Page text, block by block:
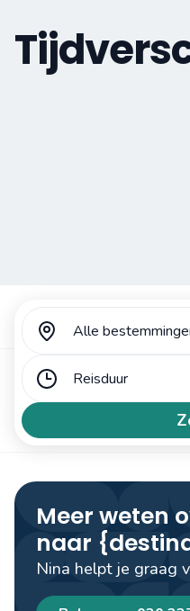
Alle
Reisduur
Tijdverschil
Meer weten
naar
Nina helpt je graag